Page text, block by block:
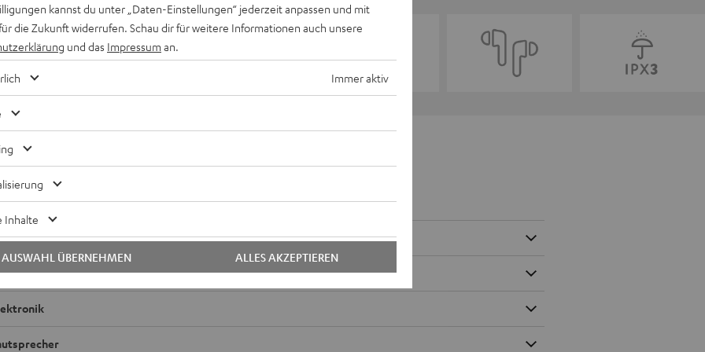
Ohrhörer einzeln links
kannst du unter „Daten-Einstellungen“ jederzeit anpassen und mit
die Zukunft widerrufen. Schau dir für weitere Informationen auch unsere
und das Impressum an.
Immer aktiv
Inhalte
ALLES AKZEPTIEREN
AUSWAHL ÜBERNEHMEN